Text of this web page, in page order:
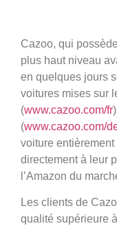
Cazoo, qui
plus haut niveau
en quelques jours
voitures mises sur
(www.cazoo.com/fr
(www.cazoo.com/
voiture
directement à leur
l’Amazon du
Les clients de
qualité supérieure